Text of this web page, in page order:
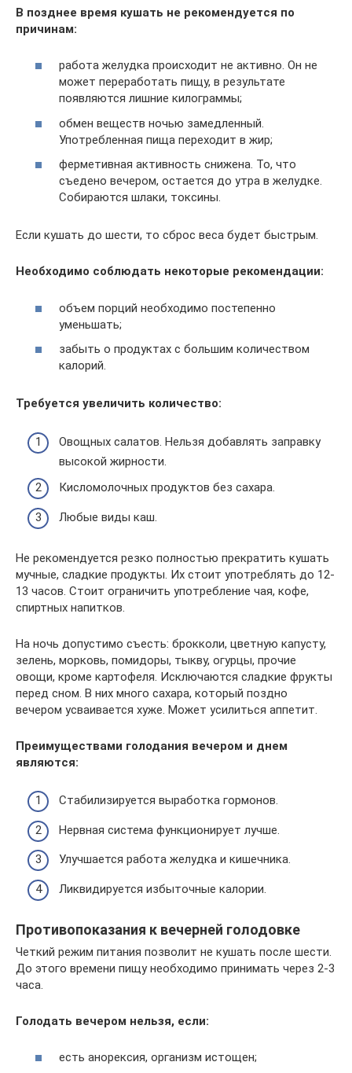
В позднее время кушать не рекомендуется по
причинам:
работа желудка происходит не активно. Он не
может переработать пищу, в результате
появляются лишние килограммы;
обмен веществ ночью замедленный.
Употребленная пища переходит в жир;
ферметивная активность снижена. То, что
съедено вечером, остается до утра в желудке.
Собираются шлаки, токсины.
Если кушать до шести, то сброс веса будет быстрым.
Необходимо соблюдать некоторые рекомендации:
объем порций необходимо постепенно
уменьшать;
забыть о продуктах с большим количеством
калорий.
Требуется увеличить количество:
Овощных салатов. Нельзя добавлять заправку
высокой жирности.
Кисломолочных продуктов без сахара.
Любые виды каш.
Не рекомендуется резко полностью прекратить кушать
мучные, сладкие продукты. Их стоит употреблять до 12-
13 часов. Стоит ограничить употребление чая, кофе,
спиртных напитков.
На ночь допустимо съесть: брокколи, цветную капусту,
зелень, морковь, помидоры, тыкву, огурцы, прочие
овощи, кроме картофеля. Исключаются сладкие фрукты
перед сном. В них много сахара, который поздно
вечером усваивается хуже. Может усилиться аппетит.
Преимуществами голодания вечером и днем
являются:
Стабилизируется выработка гормонов.
Нервная система функционирует лучше.
Улучшается работа желудка и кишечника.
Ликвидируется избыточные калории.
Противопоказания к вечерней голодовке
Четкий режим питания позволит не кушать после шести.
До этого времени пищу необходимо принимать через 2-3
часа.
Голодать вечером нельзя, если:
есть анорексия, организм истощен;